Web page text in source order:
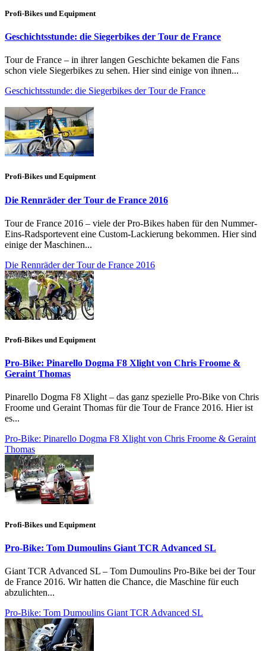
Profi-Bikes und Equipment
Geschichtsstunde: die Siegerbikes der Tour de France
Tour de France – in ihrer langen Geschichte bekamen die Fans
schon viele Siegerbikes zu sehen. Hier sind einige von ihnen...
Geschichtsstunde: die Siegerbikes der Tour de France
Profi-Bikes und Equipment
Die Rennräder der Tour de France 2016
Tour de France 2016 – viele der Pro-Bikes haben für den Nummer-
Eins-Radsportevent eine Custom-Lackierung bekommen. Hier sind
einige der Maschinen...
Die Rennräder der Tour de France 2016
Profi-Bikes und Equipment
Pro-Bike: Pinarello Dogma F8 Xlight von Chris Froome &
Geraint Thomas
Pinarello Dogma F8 Xlight – das ganz spezielle Pro-Bike von Chris
Froome und Geraint Thomas für die Tour de France 2016. Hier ist
es...
Pro-Bike: Pinarello Dogma F8 Xlight von Chris Froome & Geraint
Thomas
Profi-Bikes und Equipment
Pro-Bike: Tom Dumoulins Giant TCR Advanced SL
Giant TCR Advanced SL – Tom Dumoulins Pro-Bike bei der Tour
de France 2016. Wir hatten die Chance, die Maschine für euch
abzulichten...
Pro-Bike: Tom Dumoulins Giant TCR Advanced SL